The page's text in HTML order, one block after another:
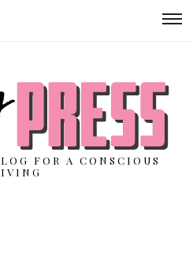
FOR A CONSCIOUS